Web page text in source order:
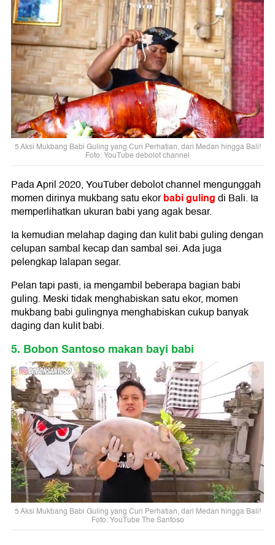
5 Aksi Mukbang Babi Guling yang Curi Perhatian, dari Medan hingga Bali!
Foto: YouTube debolot channel
Pada April 2020, YouTuber debolot channel mengunggah
momen dirinya mukbang satu ekorbabi gulingdi Bali. Ia
memperlihatkan ukuran babi yang agak besar.
Ia kemudian melahap daging dan kulit babi guling dengan
celupan sambal kecap dan sambal sei. Ada juga
pelengkap lalapan segar.
Pelan tapi pasti, ia mengambil beberapa bagian babi
guling. Meski tidak menghabiskan satu ekor, momen
mukbang babi gulingnya menghabiskan cukup banyak
daging dan kulit babi.
5. Bobon Santoso makan bayi babi
5 Aksi Mukbang Babi Guling yang Curi Perhatian, dari Medan hingga Bali!
Foto: YouTube The Santoso